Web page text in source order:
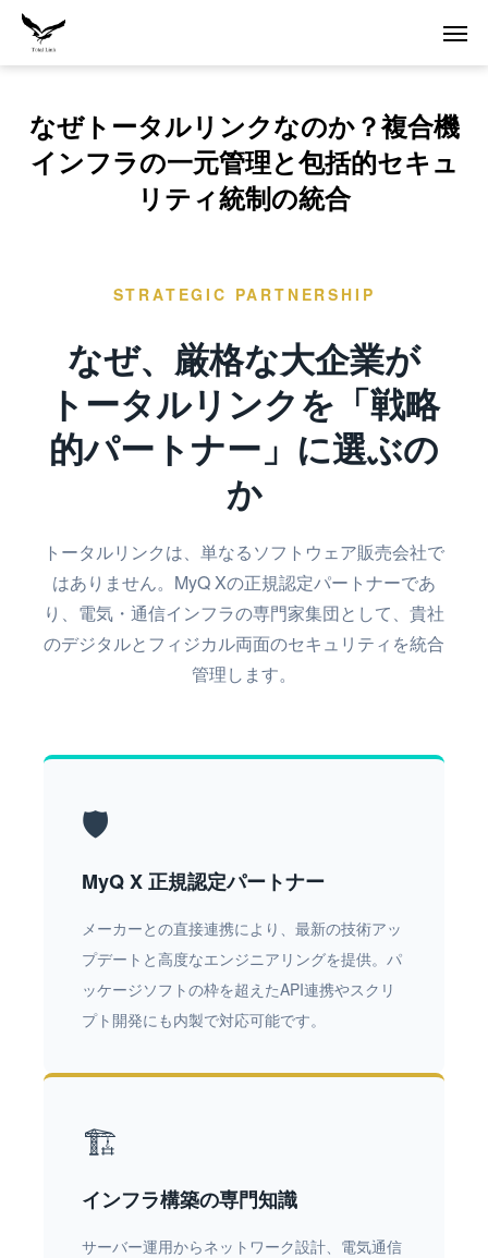
なぜトータルリンクなのか？複合機
インフラの一元管理と包括的セキュ
リティ統制の統合
STRATEGIC PARTNERSHIP
なぜ、厳格な大企業が
トータルリンクを「戦略
的パートナー」に選ぶの
か
トータルリンクは、単なるソフトウェア販売会社で
はありません。MyQ Xの正規認定パートナーであ
り、電気・通信インフラの専門家集団として、貴社
のデジタルとフィジカル両面のセキュリティを統合
管理します。
🛡️
MyQ X 正規認定パートナー
メーカーとの直接連携により、最新の技術アッ
プデートと高度なエンジニアリングを提供。パ
ッケージソフトの枠を超えたAPI連携やスクリ
プト開発にも内製で対応可能です。
🏗️
インフラ構築の専門知識
サーバー運用からネットワーク設計、電気通信